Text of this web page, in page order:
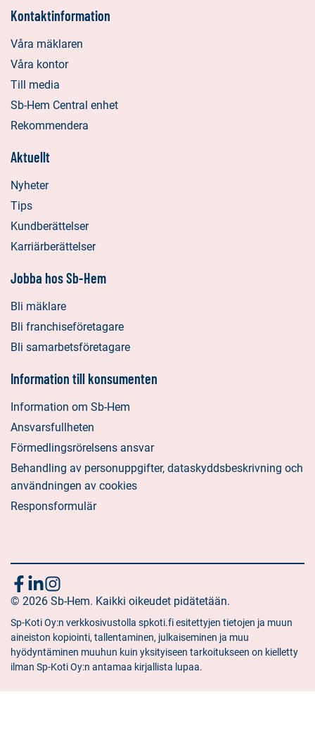
Kontaktinformation
Våra mäklaren
Våra kontor
Till media
Sb-Hem Central enhet
Rekommendera
Aktuellt
Nyheter
Tips
Kundberättelser
Karriärberättelser
Jobba hos Sb-Hem
Bli mäklare
Bli franchiseföretagare
Bli samarbetsföretagare
Information till konsumenten
Information om Sb-Hem
Ansvarsfullheten
Förmedlingsrörelsens ansvar
Behandling av personuppgifter, dataskyddsbeskrivning och
användningen av cookies
Responsformulär
Följ
oss
Sociala
media:
facebook
Sociala
media:
linkedin
Sociala
media:
instagram
© 2026 Sb-Hem. Kaikki oikeudet pidätetään.
Sp-Koti Oy:n verkkosivustolla spkoti.fi esitettyjen tietojen ja muun
aineiston kopiointi, tallentaminen, julkaiseminen ja muu
hyödyntäminen muuhun kuin yksityiseen tarkoitukseen on kielletty
ilman Sp-Koti Oy:n antamaa kirjallista lupaa.